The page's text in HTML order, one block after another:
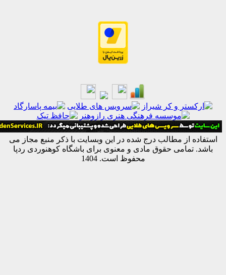
از مطالب درج شده در این وبسایت با ذکر منبع مجاز می
تمامی حقوق مادی و معنوی برای باشگاه کوهنوردی ردپا
محفوظ است. 1404